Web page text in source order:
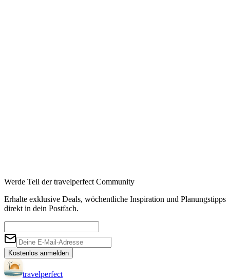
Werde Teil der travelperfect Community
Erhalte exklusive Deals, wöchentliche Inspiration und Planungstipps
direkt in dein Postfach.
Kostenlos anmelden
travelperfect